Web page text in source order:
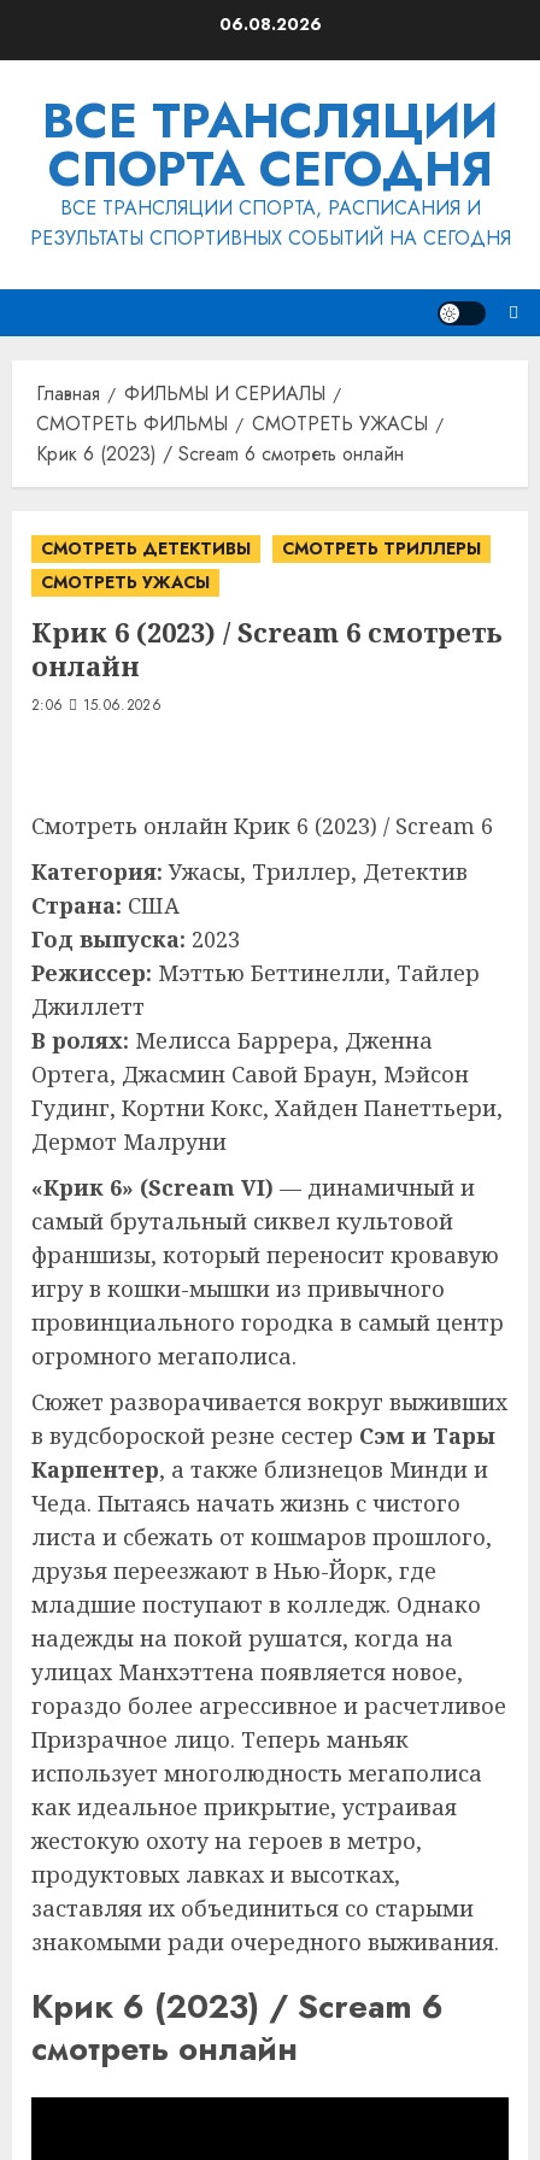
06.08.2026
ВСЕ ТРАНСЛЯЦИИ
СПОРТА СЕГОДНЯ
ВСЕ ТРАНСЛЯЦИИ СПОРТА, РАСПИСАНИЯ И
РЕЗУЛЬТАТЫ СПОРТИВНЫХ СОБЫТИЙ НА СЕГОДНЯ
Главная
ФИЛЬМЫ И СЕРИАЛЫ
СМОТРЕТЬ ФИЛЬМЫ
СМОТРЕТЬ УЖАСЫ
Крик 6 (2023) / Scream 6 смотреть онлайн
СМОТРЕТЬ ДЕТЕКТИВЫ
СМОТРЕТЬ ТРИЛЛЕРЫ
СМОТРЕТЬ УЖАСЫ
Крик 6 (2023) / Scream 6 смотреть
онлайн
2:06 15.06.2026
Смотреть онлайн Крик 6 (2023) / Scream 6
Категория: Ужасы, Триллер, Детектив
Страна: США
Год выпуска: 2023
Режиссер: Мэттью Беттинелли, Тайлер
Джиллетт
В ролях: Мелисса Баррера, Дженна
Ортега, Джасмин Савой Браун, Мэйсон
Гудинг, Кортни Кокс, Хайден Панеттьери,
Дермот Малруни
«Крик 6» (Scream VI) — динамичный и
самый брутальный сиквел культовой
франшизы, который переносит кровавую
игру в кошки-мышки из привычного
провинциального городка в самый центр
огромного мегаполиса.
Сюжет разворачивается вокруг выживших
в вудсбороской резне сестер Сэм и Тары
Карпентер, а также близнецов Минди и
Чеда. Пытаясь начать жизнь с чистого
листа и сбежать от кошмаров прошлого,
друзья переезжают в Нью-Йорк, где
младшие поступают в колледж. Однако
надежды на покой рушатся, когда на
улицах Манхэттена появляется новое,
гораздо более агрессивное и расчетливое
Призрачное лицо. Теперь маньяк
использует многолюдность мегаполиса
как идеальное прикрытие, устраивая
жестокую охоту на героев в метро,
продуктовых лавках и высотках,
заставляя их объединиться со старыми
знакомыми ради очередного выживания.
Крик 6 (2023) / Scream 6
смотреть онлайн